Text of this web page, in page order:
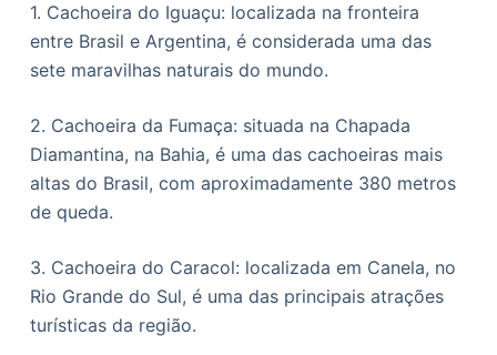
1. Cachoeira do Iguaçu: localizada na fronteira
entre Brasil e Argentina, é considerada uma das
sete maravilhas naturais do mundo.
2. Cachoeira da Fumaça: situada na Chapada
Diamantina, na Bahia, é uma das cachoeiras mais
altas do Brasil, com aproximadamente 380 metros
de queda.
3. Cachoeira do Caracol: localizada em Canela, no
Rio Grande do Sul, é uma das principais atrações
turísticas da região.